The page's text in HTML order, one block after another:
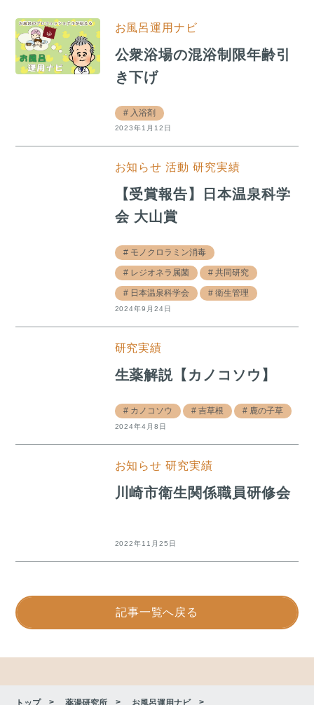
お風呂運用ナビ
公衆浴場の混浴制限年齢引
き下げ
入浴剤
2023年1月12日
お知らせ 活動 研究実績
【受賞報告】日本温泉科学
会 大山賞
モノクロラミン消毒
レジオネラ属菌 共同研究
日本温泉科学会 衛生管理
2024年9月24日
研究実績
生薬解説【カノコソウ】
カノコソウ 吉草根 鹿の子草
2024年4月8日
お知らせ 研究実績
川崎市衛生関係職員研修会
2022年11月25日
記事一覧へ戻る